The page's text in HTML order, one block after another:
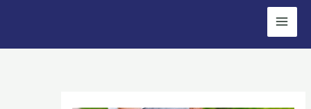
content